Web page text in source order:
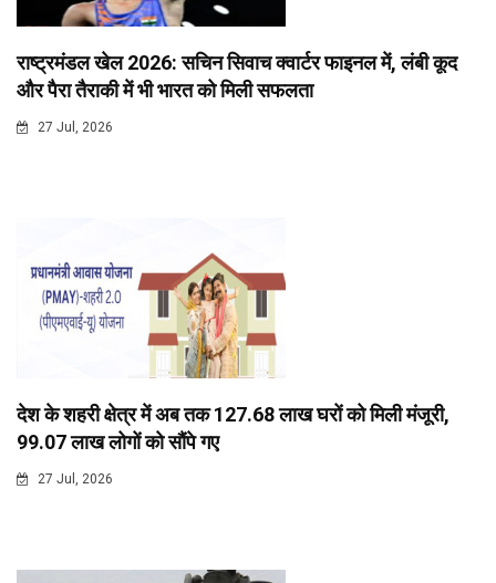
राष्ट्रमंडल खेल 2026: सचिन सिवाच क्वार्टर फाइनल में, लंबी कूद
और पैरा तैराकी में भी भारत को मिली सफलता
27 Jul, 2026
देश के शहरी क्षेत्र में अब तक 127.68 लाख घरों को मिली मंजूरी,
99.07 लाख लोगों को सौंपे गए
27 Jul, 2026